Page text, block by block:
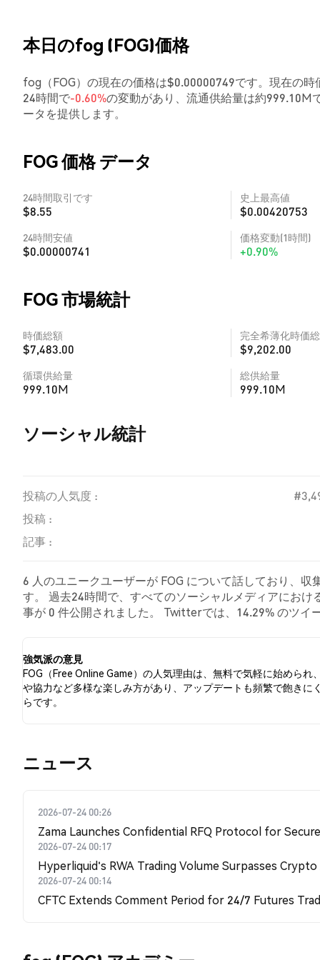
本日のfog (FOG)価格
fog（FOG）の現在の価格は$0.00000749です。現在の
24時間で-0.60%の変動があり、流通供給量は約999.10M
ータを提供します。
FOG 価格 データ
24時間取引です
$8.55
史上最高値
$0.00420753
24時間安値
$0.00000741
価格変動(1時間)
+0.90%
FOG 市場統計
時価総額
$7,483.00
完全希薄化時価
$9,202.00
循環供給量
999.10M
総供給量
999.10M
ソーシャル統計
投稿の人気度 :
投稿 :
記事 :
6 人のユニークユーザーが FOG について話しており、
す。 過去24時間で、すべてのソーシャルメディアにおけ
事が 0 件公開されました。 Twitterでは、14.29% のツイ
強気派の意見
FOG（Free Online Game）の人気理由は、無料で気軽に始められ
や協力など多様な楽しみ方があり、アップデートも頻繁で飽きに
らです。
​​ニュース​​
2026-07-24 00:26
Zama Launches Confidential RFQ Protocol for
2026-07-24 00:17
Hyperliquid's RWA Trading Volume Surpasses
2026-07-24 00:14
CFTC Extends Comment Period for 24/7 Futures